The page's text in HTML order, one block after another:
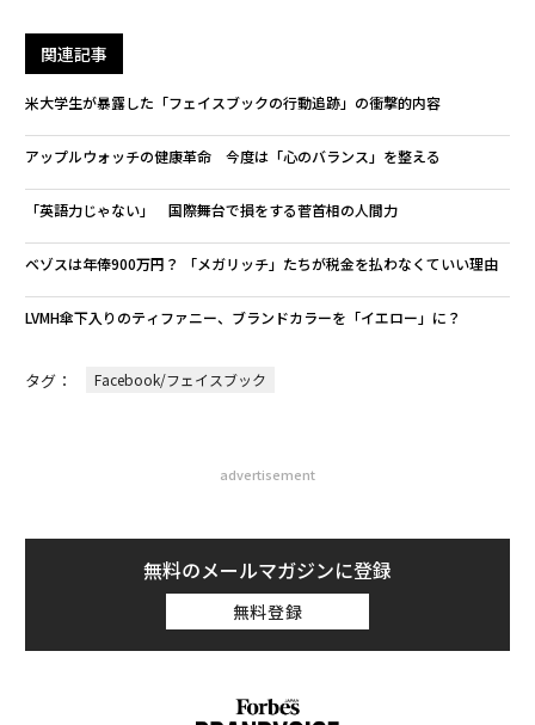
関連記事
米大学生が暴露した「フェイスブックの行動追跡」の衝撃的内容
アップルウォッチの健康革命 今度は「心のバランス」を整える
「英語力じゃない」 国際舞台で損をする菅首相の人間力
ベゾスは年俸900万円？ 「メガリッチ」たちが税金を払わなくていい理由
LVMH傘下入りのティファニー、ブランドカラーを「イエロー」に？
タグ： Facebook/フェイスブック
advertisement
無料のメールマガジンに登録
無料登録